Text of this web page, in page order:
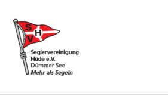
Inhalt
springen